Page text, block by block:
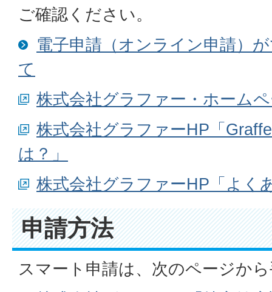
ご確認ください。
電子申請（オンライン申請）
て
株式会社グラファー・ホーム
株式会社グラファーHP「
は？」
株式会社グラファーHP「よく
申請方法
スマート申請は、次のページか